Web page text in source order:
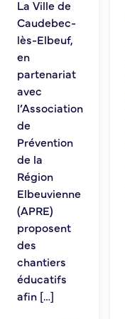
La Ville de
Caudebec-
lès-Elbeuf,
en
partenariat
avec
l’Association
de
Prévention
de la
Région
Elbeuvienne
(APRE)
proposent
des
chantiers
éducatifs
afin […]
Demande
Sécurité
Police municipale
Pré-plainte en ligne
Tranquillité vacances
Vidéoprotection
Aide à l’installation
Horaires pour le
Infos pratiques
Plan de Ville
Numéros d’urgence
Location de salles
Annuaire des
DÉCOUVRIR